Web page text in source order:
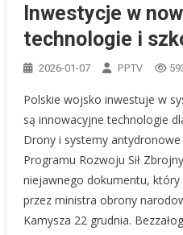
Inwestycje w
technologie i
2026-01-07 PPTV
Polskie wojsko inwestuje w
są innowacyjne technologie
Drony i systemy
Programu Rozwoju Sił
niejawnego dokumentu, który
przez ministra obrony
Kamysza 22 grudnia.